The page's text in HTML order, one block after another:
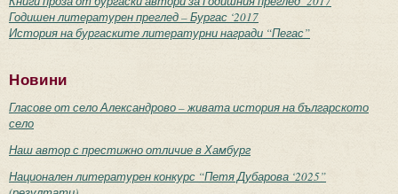
Годишен литературен преглед – Бургас ‘2017
История на бургаските литературни награди “Пегас”
Новини
Гласове от село Александрово – живата история на българското
село
Наш автор с престижно отличие в Хамбург
Национален литературен конкурс “Петя Дубарова ‘2025”